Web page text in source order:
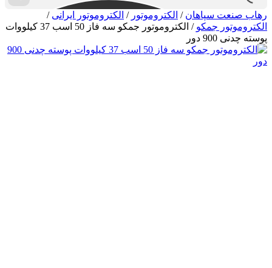
رهاب صنعت سپاهان / الکتروموتور / الکتروموتور ایرانی /
الکتروموتور جمکو /
الکتروموتور جمکو سه فاز 50 اسب 37 کیلووات
پوسته چدنی 900 دور